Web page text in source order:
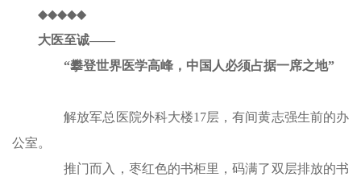
◆◆◆◆◆
大医至诚——
“攀登世界医学高峰，中国人必须占据一席之地”
解放军总医院外科大楼17层，有间黄志强生前的办
公室。
推门而入，枣红色的书柜里，码满了双层排放的书